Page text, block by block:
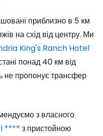
приблизно в 5 км
на схід від центру. Ми
King's Ranch Hotel
понад 40 км від
не пропонує трансфер
з власного
**** з пристойною